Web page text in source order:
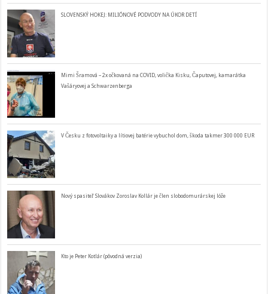
SLOVENSKÝ HOKEJ: MILIÓNOVÉ PODVODY NA ÚKOR DETÍ
Mimi Šramová – 2x očkovaná na COVID, volička Kisku, Čaputovej, kamarátka
Vašáryovej a Schwarzenberga
V Česku z fotovoltaiky a lítiovej batérie vybuchol dom, škoda takmer 300 000 EUR
Nový spasiteľ Slovákov Zoroslav Kollár je člen slobodomurárskej lóže
Kto je Peter Kotlár (pôvodná verzia)